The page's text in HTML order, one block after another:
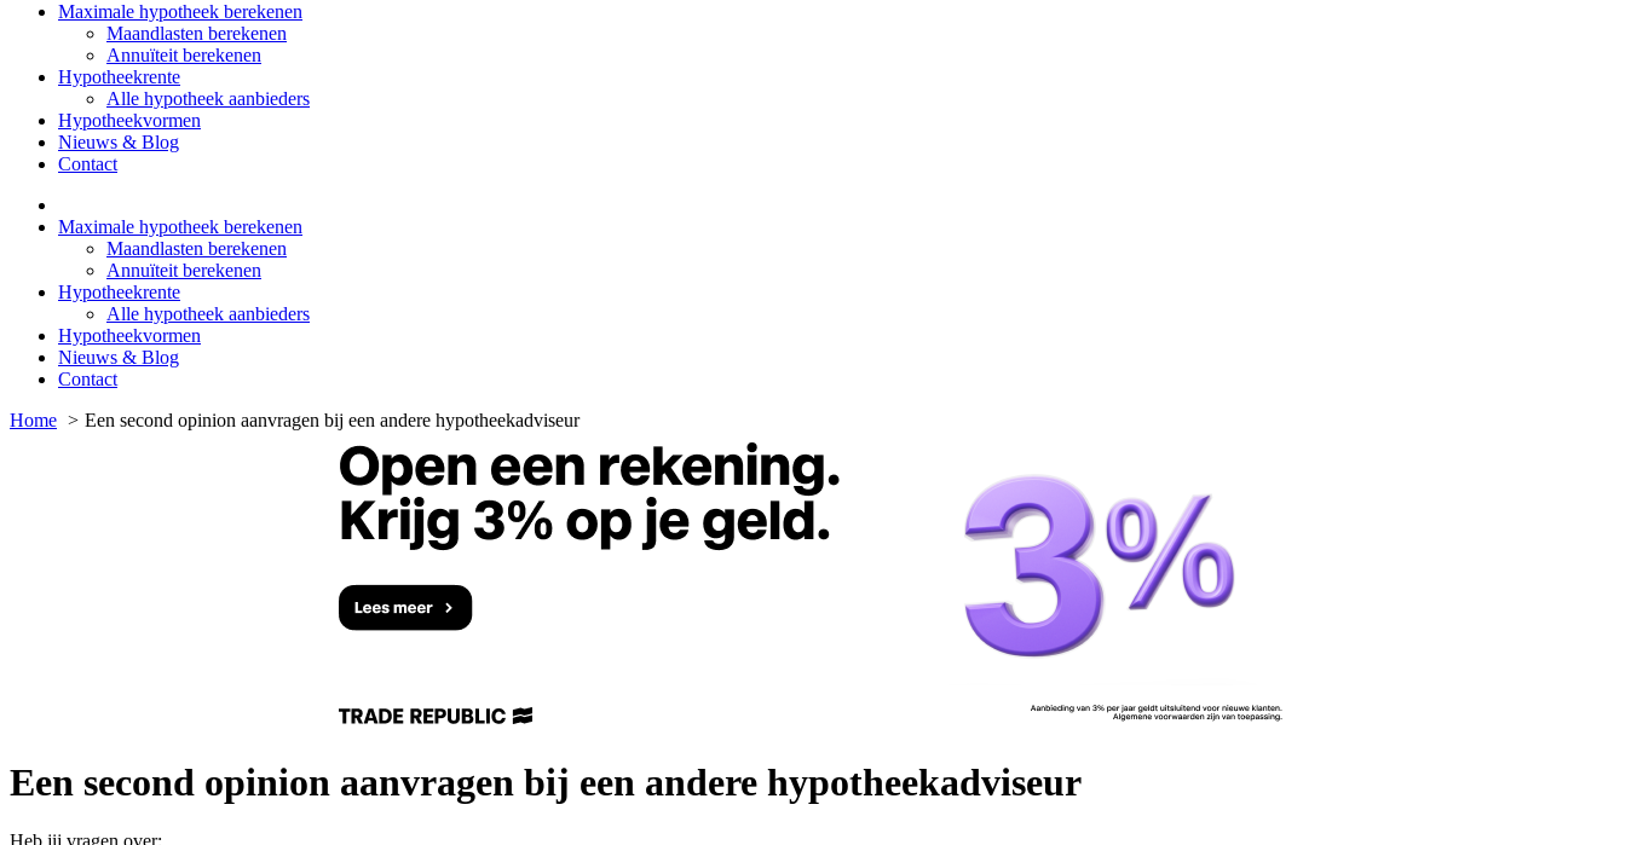
Maximale hypotheek berekenen
Maandlasten berekenen
Annuïteit berekenen
Hypotheekrente
Alle hypotheek aanbieders
Hypotheekvormen
Nieuws & Blog
Contact
Maximale hypotheek berekenen
Maandlasten berekenen
Annuïteit berekenen
Hypotheekrente
Alle hypotheek aanbieders
Hypotheekvormen
Nieuws & Blog
Contact
Home
Een second opinion aanvragen bij een andere hypotheekadviseur
Een second opinion aanvragen bij een andere hypotheekadviseur